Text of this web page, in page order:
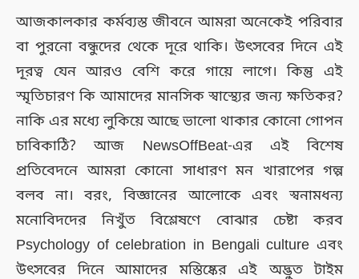
আজকালকার কর্মব্যস্ত জীবনে আমরা অনেকেই পরিবার
বা পুরনো বন্ধুদের থেকে দূরে থাকি। উৎসবের দিনে এই
দূরত্ব যেন আরও বেশি করে গায়ে লাগে। কিন্তু এই
স্মৃতিচারণ কি আমাদের মানসিক স্বাস্থ্যের জন্য ক্ষতিকর?
নাকি এর মধ্যে লুকিয়ে আছে ভালো থাকার কোনো গোপন
চাবিকাঠি? আজ NewsOffBeat-এর এই বিশেষ
প্রতিবেদনে আমরা কোনো সাধারণ মন খারাপের গল্প
বলব না। বরং, বিজ্ঞানের আলোকে এবং স্বনামধন্য
মনোবিদদের নিখুঁত বিশ্লেষণে বোঝার চেষ্টা করব
Psychology of celebration in Bengali culture এবং
উৎসবের দিনে আমাদের মস্তিষ্কের এই অদ্ভুত টাইম